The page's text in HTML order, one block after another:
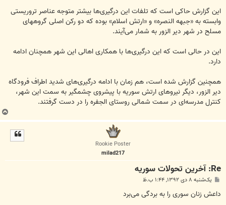
این گزارش حاکی است که تلفات این درگیری­‌ها بیشتر متوجه عناصر تروریستی
وابسته به «جبهه النصره» و «ارتش اسلام» بوده که دو رکن اصلی گروه­های
مسلح در شهر دیر الزور به شمار می­‌آیند.
این در حالی است که این درگیری­‌ها با همکاری اهالی این شهر همچنان ادامه
دارد.
همچنین گزارش شده است، هم زمان با ادامه درگیری­‌های شدید اطراف فرودگاه
دیر الزور، دیگر نیروهای ارتش سوریه با پیشروی چشمگیر به سمت این شهر،
کنترل مدرسه­‌ای در سمت شمالی روستای الجفره را در دست گرفتند.
ب
ا
Rookie Poster
milad217
Re: آخرين تحولات سوريه
پ
ت
یک‌شنبه ۸ دی ۱۳۹۲, ۱:۴۴ ب.ظ
داعش زنان سوری را به بردگی می‌برد